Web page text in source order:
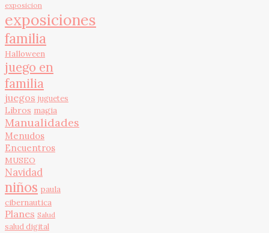
exposicion
exposiciones
familia
Halloween
juego en
familia
juegos juguetes
Libros magia
Manualidades
Menudos
Encuentros
MUSEO
Navidad
niños paula
cibernautica
Planes Salud
salud digital